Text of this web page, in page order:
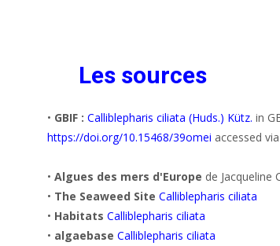
Les sources
• GBIF : Calliblepharis ciliata (Huds.) Kütz. in
https://doi.org/10.15468/39omei accessed
• Algues des mers d'Europe de Jacqueline
• The Seaweed Site Calliblepharis ciliata
• Habitats Calliblepharis ciliata
• algaebase Calliblepharis ciliata